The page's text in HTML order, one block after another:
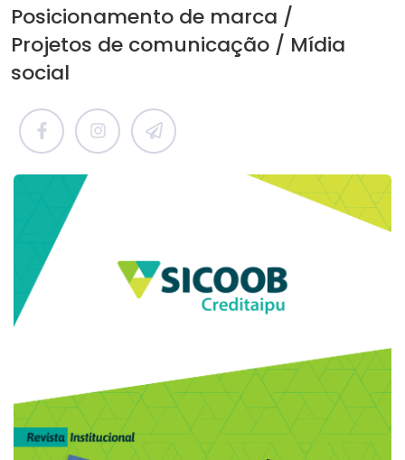
Posicionamento de marca
Projetos de comunicação
Mídia
social